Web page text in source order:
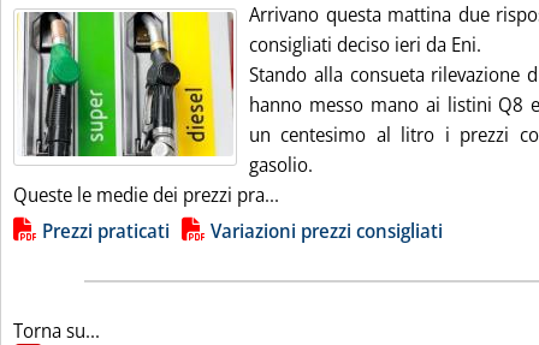
Arrivano questa mattina due
consigliati deciso ieri da Eni.
Stando alla consueta rilevazione
hanno messo mano ai listini Q8
un centesimo al litro i prezzi
gasolio.
Queste le medie dei prezzi pra...
Lista allegati PDF alla notizia
Prezzi praticati Variazioni prezzi consigliati
Torna su...